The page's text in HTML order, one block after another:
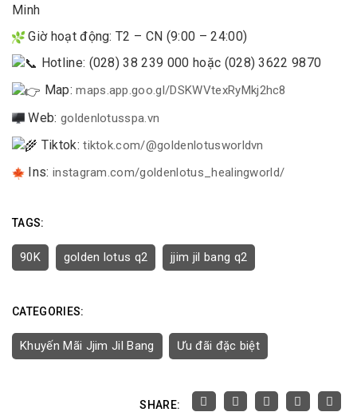
Minh
Giờ hoạt động: T2 – CN (9:00 – 24:00)
Hotline: (028) 38 239 000 hoặc (028) 3622 9870
Map:maps.app.goo.gl/DSKWVtexRyMkj2hc8
Web: goldenlotusspa.vn
Tiktok:tiktok.com/@goldenlotusworldvn
Ins: instagram.com/goldenlotus_healingworld/
TAGS:
90K golden lotus q2 jjim jil bang q2
CATEGORIES:
Khuyến Mãi Jjim Jil Bang Ưu đãi đặc biệt
SHARE: